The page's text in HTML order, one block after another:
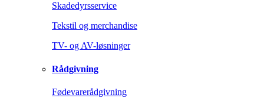
Skadedyrsservice
Tekstil og merchandise
TV- og AV-løsninger
Rådgivning
Fødevarerådgivning